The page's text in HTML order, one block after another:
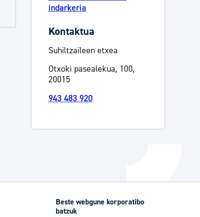
Tramitaziorako laguntza
indarkeria
Kontaktua
Suhiltzaileen etxea
Otxoki pasealekua, 100,
20015
943 483 920
Beste webgune korporatibo
batzuk